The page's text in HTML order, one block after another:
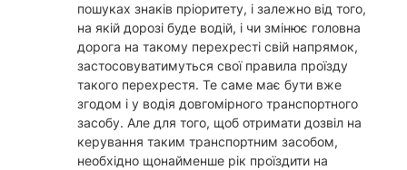
пошуках знаків пріоритету, і залежно від того,
на якій дорозі буде водій, і чи змінює головна
дорога на такому перехресті свій напрямок,
застосовуватимуться свої правила проїзду
такого перехрестя. Те саме має бути вже
згодом і у водія довгомірного транспортного
засобу. Але для того, щоб отримати дозвіл на
керування таким транспортним засобом,
необхідно щонайменше рік проїздити на